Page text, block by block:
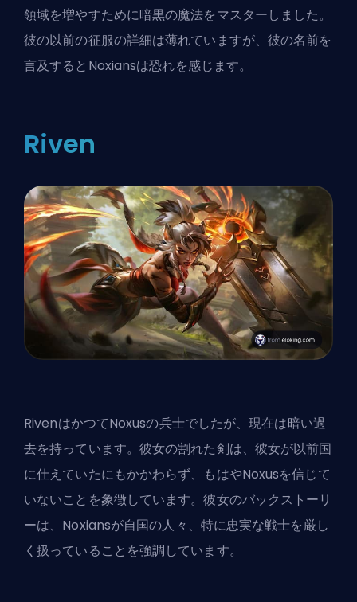
領域を増やすために暗黒の魔法をマスターしました。
彼の以前の征服の詳細は薄れていますが、彼の名前を
言及するとNoxiansは恐れを感じます。
Riven
RivenはかつてNoxusの兵士でしたが、現在は暗い過
去を持っています。彼女の割れた剣は、彼女が以前国
に仕えていたにもかかわらず、もはやNoxusを信じて
いないことを象徴しています。彼女のバックストーリ
ーは、Noxiansが自国の人々、特に忠実な戦士を厳し
く扱っていることを強調しています。